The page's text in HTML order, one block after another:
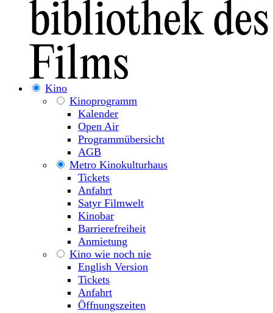
Kino
Kinoprogramm
Kalender
Open Air
Programmübersicht
AGB
Metro Kinokulturhaus
Tickets
Anfahrt
Satyr Filmwelt
Kinobar
Barrierefreiheit
Anmietung
Kino wie noch nie
English Version
Tickets
Anfahrt
Öffnungszeiten